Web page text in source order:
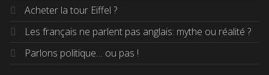
Acheter la tour Eiffel ?
Les français ne parlent pas anglais: mythe ou réalité ?
Parlons politique… ou pas !